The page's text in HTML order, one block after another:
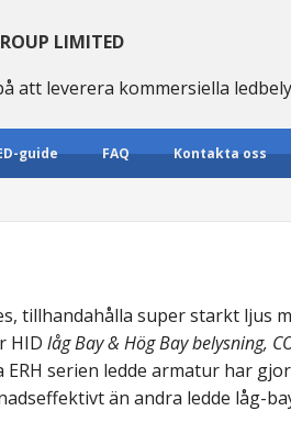
LIMITED
att leverera kommersiella
guide FAQ Kontakta oss
tillhandahålla super starkt ljus
HID låg Bay & Hög Bay belysning,
serien ledde armatur har
än andra ledde låg-